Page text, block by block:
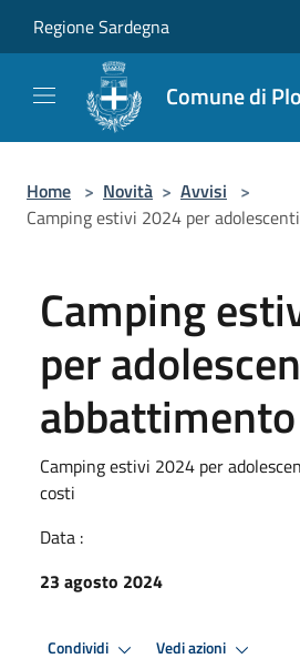
Regione Sardegna
Comune di
Home > Novità > Avvisi >
Camping estivi 2024 per
Camping
per
Camping estivi 2024 per
costi
Data :
23 agosto 2024
Condividi Vedi azioni